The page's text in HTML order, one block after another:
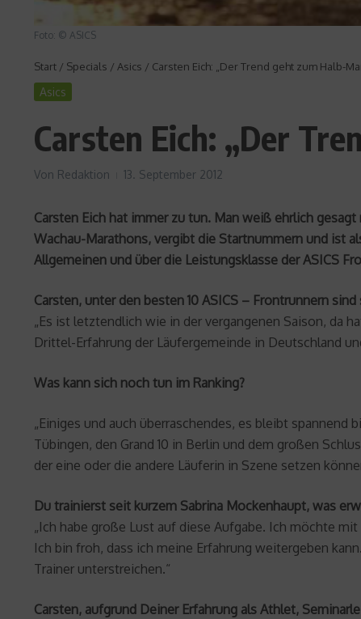
Foto: © ASICS
Start / Specials / Asics / Carsten Eich: „Der Trend geht zum Halb-
Asics
Carsten Eich: „Der
Von Redaktion 13. September 2012
Carsten Eich hat immer zu tun. Man weiß ehrlich
Wachau-Marathons, vergibt die Startnummern und ist
Allgemeinen und über die Leistungsklasse der ASICS
Carsten, unter den besten 10 ASICS – Frontrunnern
„Es ist letztendlich wie in der vergangenen Saison, da
Drittel-Erfahrung der Läufergemeinde in Deutschland
Was kann sich noch tun im Ranking?
„Einiges und auch überraschendes, es bleibt
Tübingen, den Grand 10 in Berlin und dem großen
der eine oder die andere Läuferin in Szene setzen
Du trainierst seit kurzem Sabrina Mockenhaupt, was
„Ich habe große Lust auf diese Aufgabe. Ich möchte
Ich bin froh, dass ich meine Erfahrung weitergeben
Trainer unterstreichen.“
Carsten, aufgrund Deiner Erfahrung als Athlet,